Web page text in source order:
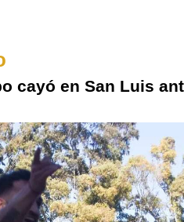
cayó en San Luis